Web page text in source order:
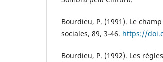
Bourdieu, P. (1991). Le
sociales, 89, 3-46. https://
Bourdieu, P. (1992). Les